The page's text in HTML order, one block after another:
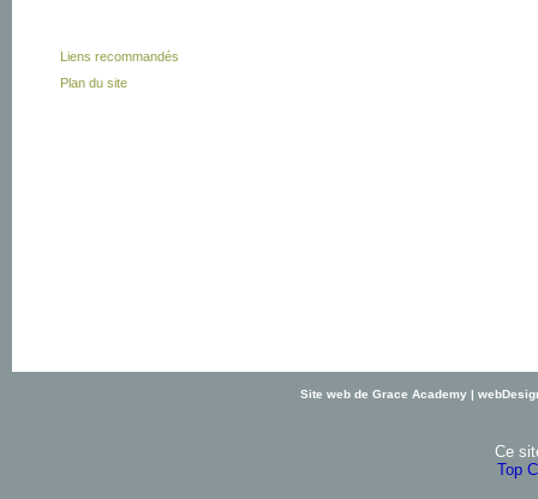
Liens recommandés
Plan du site
Site web de Grace Academy |
Ce
Top